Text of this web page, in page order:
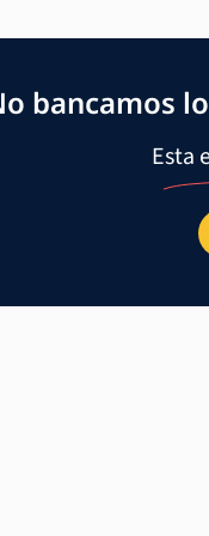
bancamos
Esta